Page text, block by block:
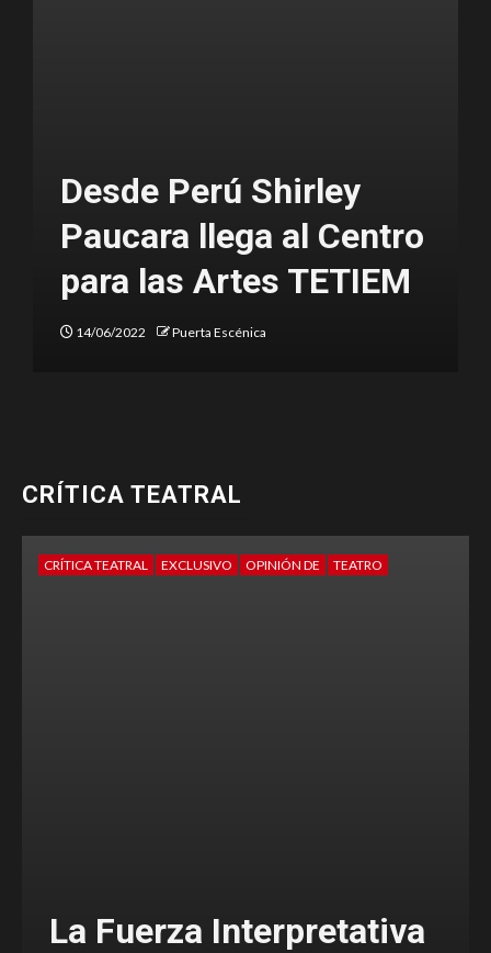
Desde Perú Shirley
Paucara llega al Centro
para las Artes TETIEM
14/06/2022 Puerta Escénica
CRÍTICA TEATRAL
CRÍTICA TEATRAL EXCLUSIVO OPINIÓN DE TEATRO
La Fuerza Interpretativa